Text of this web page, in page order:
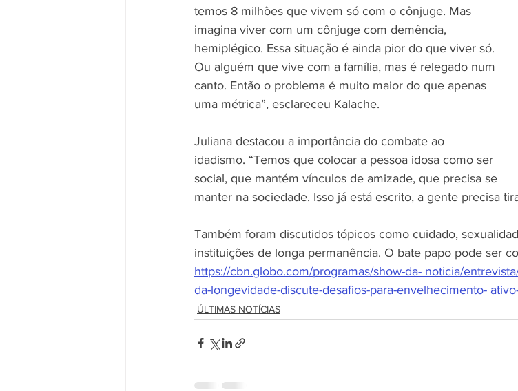
temos 8 milhões que vivem só com o cônjuge. Mas
imagina viver com um cônjuge com demência,
hemiplégico. Essa situação é ainda pior do que viver só.
Ou alguém que vive com a família, mas é relegado num
canto. Então o problema é muito maior do que apenas
uma métrica”, esclareceu Kalache.
Juliana destacou a importância do combate ao
idadismo. “Temos que colocar a pessoa idosa como ser
social, que mantém vínculos de amizade, que precisa se
manter na sociedade. Isso já está escrito, a gente precisa
Também foram discutidos tópicos como cuidado,
instituições de longa permanência. O bate papo pode ser
https://cbn.globo.com/programas/show-da- noticia/
da-longevidade-discute-desafios-para-envelhecimento-
ÚLTIMAS NOTÍCIAS